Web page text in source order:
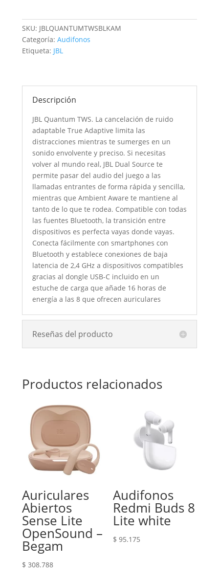
SKU: JBLQUANTUMTWSBLKAM
Categoría: Audifonos
Etiqueta: JBL
Descripción
JBL Quantum TWS. La cancelación de ruido
adaptable True Adaptive limita las
distracciones mientras te sumerges en un
sonido envolvente y preciso. Si necesitas
volver al mundo real, JBL Dual Source te
permite pasar del audio del juego a las
llamadas entrantes de forma rápida y sencilla,
mientras que Ambient Aware te mantiene al
tanto de lo que te rodea. Compatible con todas
las fuentes Bluetooth, la transición entre
dispositivos es perfecta vayas donde vayas.
Conecta fácilmente con smartphones con
Bluetooth y establece conexiones de baja
latencia de 2,4 GHz a dispositivos compatibles
gracias al dongle USB-C incluido en un
estuche de carga que añade 16 horas de
energía a las 8 que ofrecen auriculares
Reseñas del producto
Productos relacionados
Auriculares
Abiertos
Sense Lite
OpenSound –
Begam
$ 308.788
Audifonos
Redmi Buds 8
Lite white
$ 95.175